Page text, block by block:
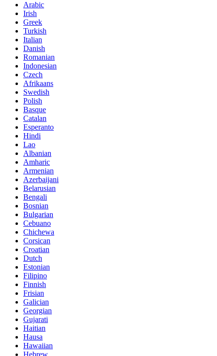
Arabic
Irish
Greek
Turkish
Italian
Danish
Romanian
Indonesian
Czech
Afrikaans
Swedish
Polish
Basque
Catalan
Esperanto
Hindi
Lao
Albanian
Amharic
Armenian
Azerbaijani
Belarusian
Bengali
Bosnian
Bulgarian
Cebuano
Chichewa
Corsican
Croatian
Dutch
Estonian
Filipino
Finnish
Frisian
Galician
Georgian
Gujarati
Haitian
Hausa
Hawaiian
Hebrew